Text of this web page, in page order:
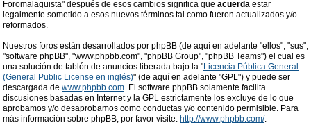
Foromalaguista" después de esos cambios significa que acuerda estar
legalmente sometido a esos nuevos términos tal como fueron actualizados y/o
reformados.
Nuestros foros están desarrollados por phpBB (de aquí en adelante "ellos", "sus",
"software phpBB", "www.phpbb.com", "phpBB Group", "phpBB Teams") el cual es
una solución de tablón de anuncios liberada bajo la "Licencia Pública General
(General Public License en inglés)" (de aquí en adelante "GPL") y puede ser
descargada de www.phpbb.com. El software phpBB solamente facilita
discusiones basadas en Internet y la GPL estrictamente los excluye de lo que
aprobamos y/o desaprobamos como conductas y/o contenido permisible. Para
más información sobre phpBB, por favor visite: http://www.phpbb.com/.